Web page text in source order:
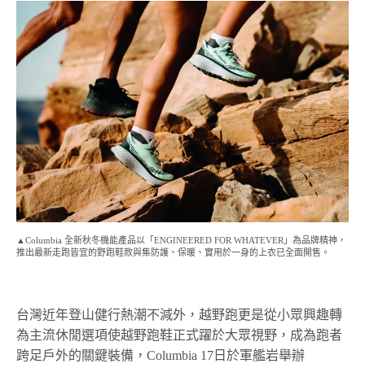
▲Columbia 全新秋冬機能產品以「ENGINEERED FOR WHATEVER」為品牌精神，
推出最新走跑皆宜的野跑鞋款與集防護、保暖、實用於一身的上衣已全面開售。
台灣近年登山健行熱潮不減外，越野跑更是從小眾興趣轉
為主流休閒選項使越野跑鞋正式躍於大眾視野，成為跑者
跨足戶外的關鍵裝備，Columbia 17日於軍艦岩舉辦